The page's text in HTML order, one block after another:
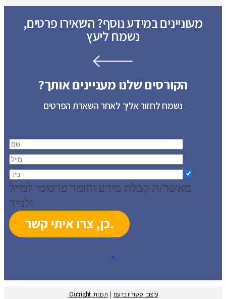
מעוניינים במידע נוסף? השאירו פרטים,
נשמח ליעץ
הקורסים שלנו מעניינים אותך?
נשמח לחזור אליך לאחר השארת הפרטים
מאשר/ת קבלת מידע וחומר פרסומי למייל
ולנייד
עיצוב: סטודיו ברעם | תכנות: Outright